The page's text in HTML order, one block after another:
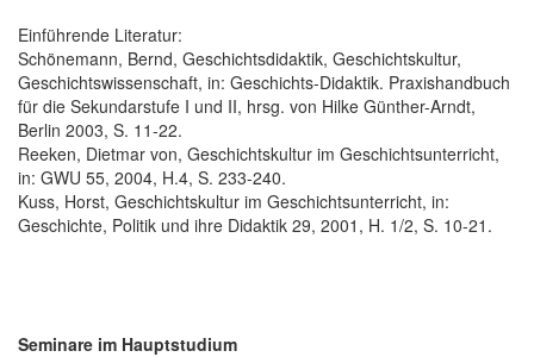
Einführende Literatur:
Schönemann, Bernd, Geschichtsdidaktik, Geschichtskultur,
Geschichtswissenschaft, in: Geschichts-Didaktik. Praxishandbuch
für die Sekundarstufe I und II, hrsg. von Hilke Günther-Arndt,
Berlin 2003, S. 11-22.
Reeken, Dietmar von, Geschichtskultur im Geschichtsunterricht,
in: GWU 55, 2004, H.4, S. 233-240.
Kuss, Horst, Geschichtskultur im Geschichtsunterricht, in:
Geschichte, Politik und ihre Didaktik 29, 2001, H. 1/2, S. 10-21.
Seminare im Hauptstudium